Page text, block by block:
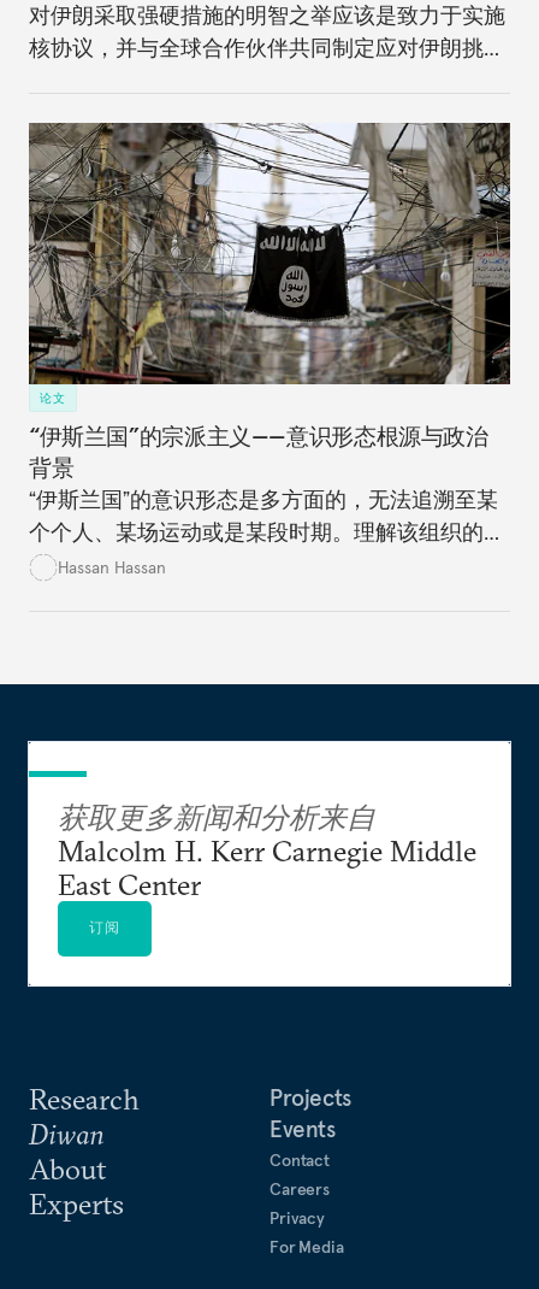
对伊朗采取强硬措施的明智之举应该是致力于实施
核协议，并与全球合作伙伴共同制定应对伊朗挑战
论文
“伊斯兰国”的宗派主义——意识形态根源与政治
背景
“伊斯兰国”的意识形态是多方面的，无法追溯至某
个个人、某场运动或是某段时期。理解该组织的意
识形态对于战胜它而言至关重要。
Hassan Hassan
Research
Diwan
About
Experts
Projects
Events
Contact
Careers
Privacy
For Media
获取更多新闻和分析来自
Malcolm H. Kerr Carnegie Middle
East Center
订阅